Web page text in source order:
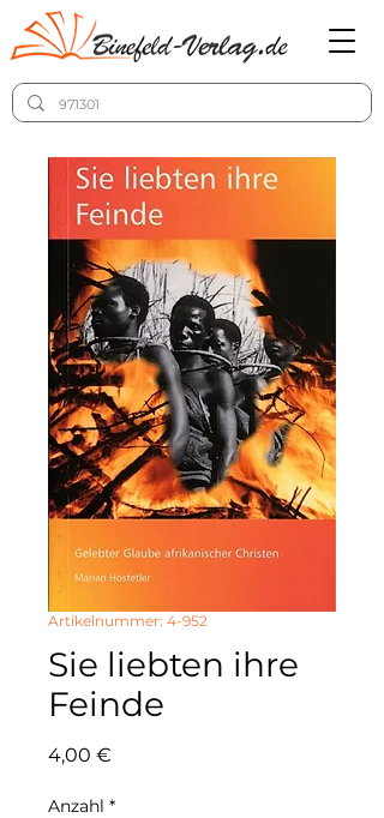
Artikelnummer: 4-952
Sie liebten ihre
Feinde
4,00 €
Anzahl *